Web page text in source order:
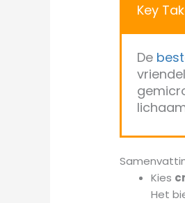
Key
De
Kies
Het